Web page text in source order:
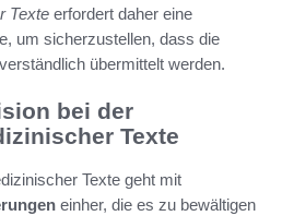
Texte erfordert daher eine
um sicherzustellen, dass die
übermittelt werden.
bei der
Texte
Texte geht mit
einher, die es zu bewältigen